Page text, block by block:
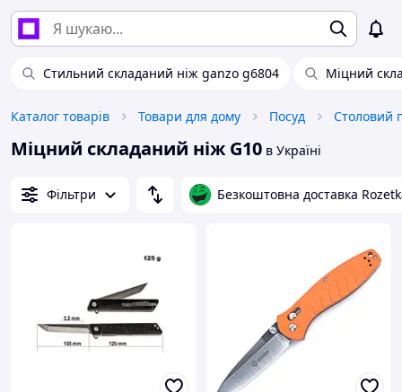
Стильний складаний ніж ganzo g6804 Міцний
Каталог товарів Товари для дому Посуд Столовий
Міцний складаний ніж G10 в Україні
Фільтри Безкоштовна доставка